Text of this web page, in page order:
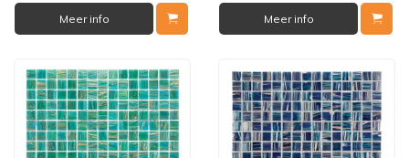
Meer info Meer info